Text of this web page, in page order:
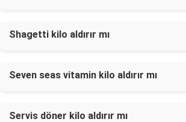
Shagetti kilo aldırır mı
Seven seas vitamin kilo aldırır mı
Servis döner kilo aldırır mı